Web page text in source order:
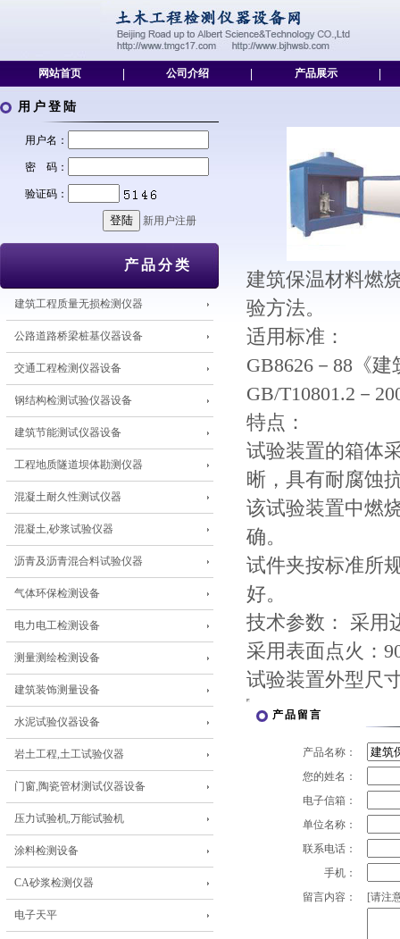
网站首页 公司介绍 产品展示
用户登陆
用户名：
密 码：
验证码：
新用户注册
产品分类
建筑工程质量无损检测仪器
公路道路桥梁桩基仪器设备
交通工程检测仪器设备
钢结构检测试验仪器设备
建筑节能测试仪器设备
工程地质隧道坝体勘测仪器
混凝土耐久性测试仪器
混凝土,砂浆试验仪器
沥青及沥青混合料试验仪器
气体环保检测设备
电力电工检测设备
测量测绘检测设备
建筑装饰测量设备
水泥试验仪器设备
岩土工程,土工试验仪器
门窗,陶瓷管材测试仪器设备
压力试验机,万能试验机
涂料检测设备
CA砂浆检测仪器
电子天平
建筑保温材料燃
验方法。
适用标准：
GB8626－88《
GB/T10801.2－
特点：
试验装置的箱体
晰，具有耐腐蚀
该试验装置中燃
确。
试件夹按标准所
好。
技术参数： 采用
采用表面点火：
试验装置外型尺
产品留言
产品名称：
您的姓名：
电子信箱：
单位名称：
联系电话：
手机：
留言内容：
[请注